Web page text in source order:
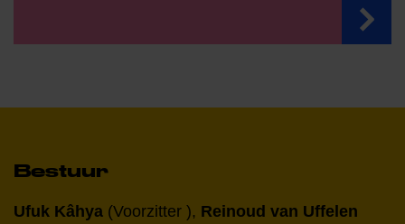
Bestuur
Ufuk Kâhya (Voorzitter ), Reinoud van Uffelen